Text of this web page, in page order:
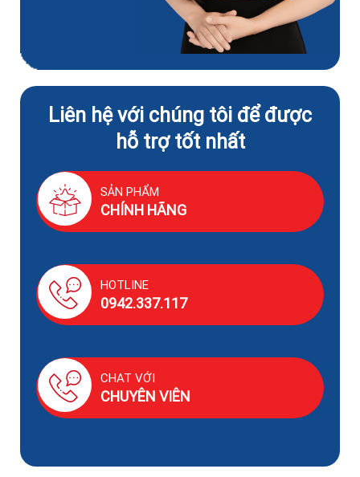
Liên hệ với chúng tôi để được
hỗ trợ tốt nhất
SẢN PHẨM
CHÍNH HÃNG
HOTLINE
0942.337.117
CHAT VỚI
CHUYÊN VIÊN